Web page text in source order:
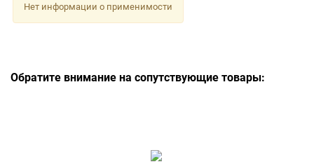
Нет информации о применимости
Обратите внимание на сопутствующие товары: